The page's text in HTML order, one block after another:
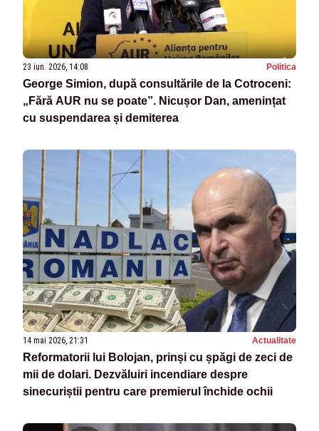
23 iun. 2026, 14:08 Politica
George Simion, după consultările de la Cotroceni:
„Fără AUR nu se poate”. Nicușor Dan, amenințat
cu suspendarea și demiterea
14 mai 2026, 21:31 Actualitate
Reformatorii lui Bolojan, prinși cu șpăgi de zeci de
mii de dolari. Dezvăluiri incendiare despre
sinecuriștii pentru care premierul închide ochii